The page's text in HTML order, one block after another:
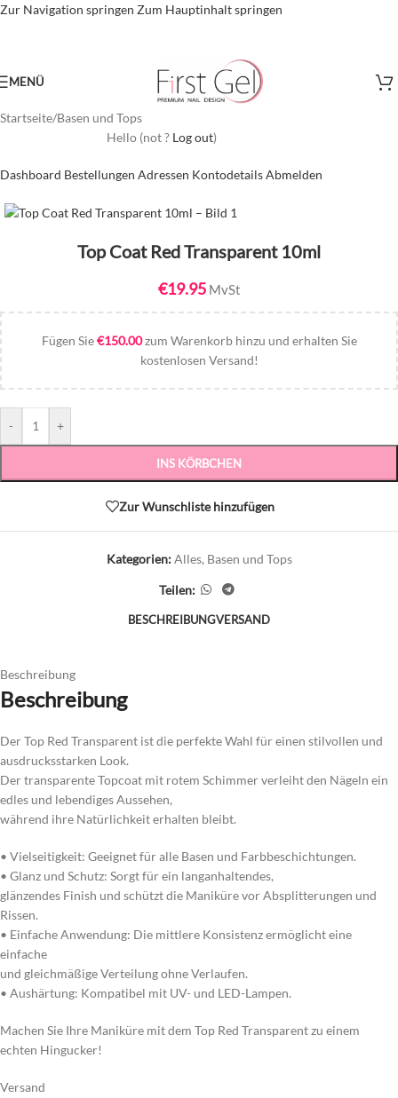
Zur Navigation springen Zum Hauptinhalt springen
MENÜ
Startseite/Basen und Tops
Hello (not? Log out)
Dashboard Bestellungen Adressen KontodetailsAbmelden
Top Coat Red Transparent 10ml
€19.95 MvSt
Fügen Sie€150.00zum Warenkorb hinzu und erhalten Sie
kostenlosen Versand!
- +
INS KÖRBCHEN
Zur Wunschliste hinzufügen
Kategorien: Alles, Basen und Tops
Teilen:
BESCHREIBUNGVERSAND
Beschreibung
Beschreibung
Der Top Red Transparent ist die perfekte Wahl für einen stilvollen und
ausdrucksstarken Look.
Der transparente Topcoat mit rotem Schimmer verleiht den Nägeln ein
edles und lebendiges Aussehen,
während ihre Natürlichkeit erhalten bleibt.
• Vielseitigkeit: Geeignet für alle Basen und Farbbeschichtungen.
• Glanz und Schutz: Sorgt für ein langanhaltendes,
glänzendes Finish und schützt die Maniküre vor Absplitterungen und
Rissen.
• Einfache Anwendung: Die mittlere Konsistenz ermöglicht eine
einfache
und gleichmäßige Verteilung ohne Verlaufen.
• Aushärtung: Kompatibel mit UV- und LED-Lampen.
Machen Sie Ihre Maniküre mit dem Top Red Transparent zu einem
echten Hingucker!
Versand